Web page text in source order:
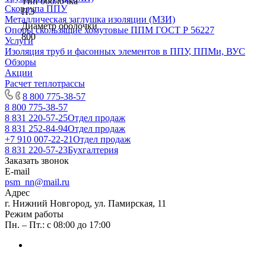
ПЭ
Диаметр оболочки
800
Скорлупа ППУ
Металлическая заглушка изоляции (МЗИ)
Опоры скользящие хомутовые ППМ ГОСТ Р 56227
Услуги
Изоляция труб и фасонных элементов в ППУ, ППМи, ВУС
Обзоры
Акции
Расчет теплотрассы
8 800 775-38-57
8 800 775-38-57
8 831 220-57-25Отдел продаж
8 831 252-84-94Отдел продаж
+7 910 007-22-21Отдел продаж
8 831 220-57-23Бухгалтерия
Заказать звонок
E-mail
psm_nn@mail.ru
Адрес
г. Нижний Новгород, ул. Памирская, 11
Режим работы
Пн. – Пт.: с 08:00 до 17:00